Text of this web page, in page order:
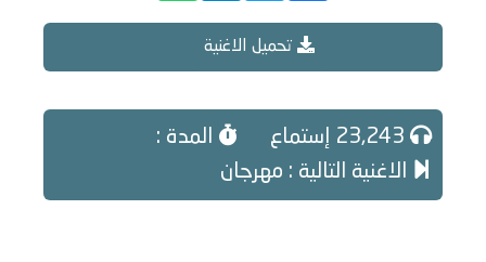
تحميل الاغنية
المدة :
الاغنية التالية : مهرجان